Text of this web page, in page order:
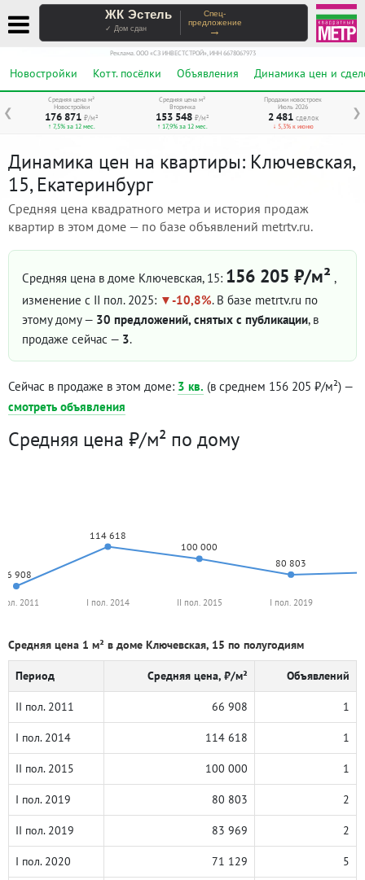
ЖК Эстель
✓ Дом сдан
Спец-
предложение
→
Реклама. ООО «СЗ ИНВЕСТСТРОЙ», ИНН 6678067973
Новостройки Котт. посёлки Объявления Динамика цен и
❮ ❯
Средняя цена м²
Новостройки
176 871 ₽/м²
↑ 7,5% за 12 мес.
Средняя цена м²
Вторичка
153 548 ₽/м²
↑ 17,9% за 12 мес.
Продажи новостроек
Июль 2026
2 481 сделок
↓ 5,3% к июню
Динамика цен на квартиры: Ключевская,
15, Екатеринбург
Средняя цена квадратного метра и история продаж
квартир в этом доме — по базе объявлений metrtv.ru.
Средняя цена в доме Ключевская, 15: 156 205 ₽/м² ,
изменение с II пол. 2025:
-10,8%. В базе metrtv.ru по
этому дому — 30 предложений, снятых с публикации, в
продаже сейчас — 3.
Сейчас в продаже в этом доме: 3 кв. (в среднем 156 205 ₽/м²) —
смотреть объявления
Средняя цена ₽/м² по дому
66 908
114 618
100 000
80 803
2011 I пол. 2014 II пол. 2015 I пол. 2019
Средняя цена 1 м² в доме Ключевская, 15 по полугодиям
Период Средняя цена, ₽/м² Объявлений
II пол. 2011 66 908 1
I пол. 2014 114 618 1
II пол. 2015 100 000 1
I пол. 2019 80 803 2
II пол. 2019 83 969 2
I пол. 2020 71 129 5